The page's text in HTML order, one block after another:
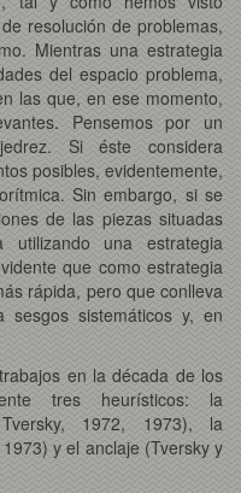
resolución de problemas,
Mientras una estrategia
del espacio problema,
las que, en ese momento,
Pensemos por un
Si éste considera
posibles, evidentemente,
Sin embargo, si se
de las piezas situadas
una estrategia
que como estrategia
rápida, pero que conlleva
sistemáticos y, en
en la década de los
tres heurísticos: la
1972, 1973), la
y el anclaje (Tversky y